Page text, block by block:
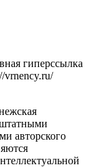
гиперссылка
vrnency.ru/
авторского